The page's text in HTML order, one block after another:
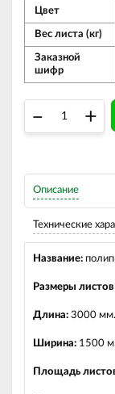
Цвет
Вес листа (кг)
Заказной
шифр
– +
Описание
Технические
Название:
Размеры листов
Длина: 3000 мм.
Ширина: 1500
Площадь